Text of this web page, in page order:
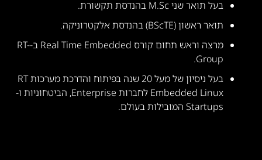
בעל תואר שני M.Sc בהנדסת תקשורת.
תואר ראשון (BScTE) בהנדסת אלקטרוניקה.
מרצה וראש תחום קורס Real Time Embedded ב-RT-
Group.
בעל ניסיון של מעל 20 שנה בפיתוח והדרכת מערכות RT
Embedded Linux לחברות Enterprise, הביטחוניות ו-
Startups המובילות בעולם.